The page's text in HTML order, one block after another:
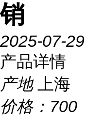
销
2025-07-29
产品详情
产地
上海
价格： 700